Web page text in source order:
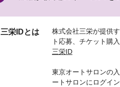
三栄IDとは
株式会社三栄が提供
ト応募、チケット購
三栄ID
東京オートサロンの
ートサロンにログイ